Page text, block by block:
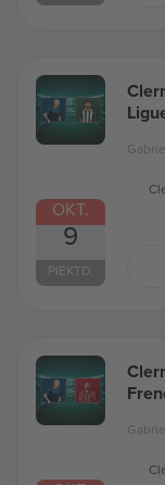
OKT.
9
PIEKTD.